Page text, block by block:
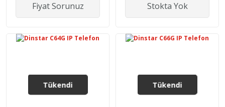
Fiyat Sorunuz Stokta Yok
Tükendi Tükendi